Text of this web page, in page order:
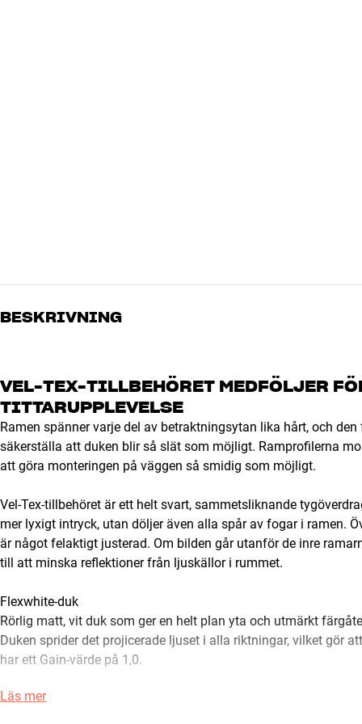
BESKRIVNING
VEL-TEX-TILLBEHÖRET MEDFÖLJER
TITTARUPPLEVELSE
Ramen spänner varje del av betraktningsytan lika hårt, och
säkerställa att duken blir så slät som möjligt. Ramprofilerna
att göra monteringen på väggen så smidig som möjligt.
Vel-Tex-tillbehöret är ett helt svart, sammetsliknande
mer lyxigt intryck, utan döljer även alla spår av fogar i ramen.
är något felaktigt justerad. Om bilden går utanför de inre
till att minska reflektioner från ljuskällor i rummet.
Flexwhite-duk
Rörlig matt, vit duk som ger en helt plan yta och utmärkt
Duken sprider det projicerade ljuset i alla riktningar, vilket gör
har ett Gain-värde på 1,0.
Läs mer